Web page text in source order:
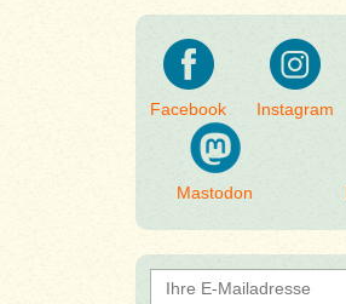
Facebook Instagram
Mastodon